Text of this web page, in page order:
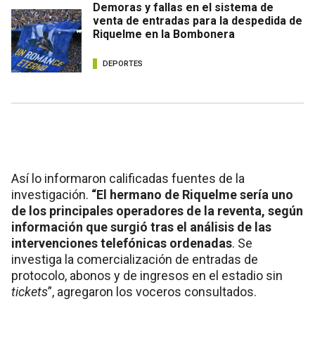
Demoras y fallas en el sistema de
venta de entradas para la despedida de
Riquelme en la Bombonera
DEPORTES
Así lo informaron calificadas fuentes de la
investigación. “El hermano de Riquelme sería uno
de los principales operadores de la reventa, según
información que surgió tras el análisis de las
intervenciones telefónicas ordenadas. Se
investiga la comercialización de entradas de
protocolo, abonos y de ingresos en el estadio sin
tickets”, agregaron los voceros consultados.